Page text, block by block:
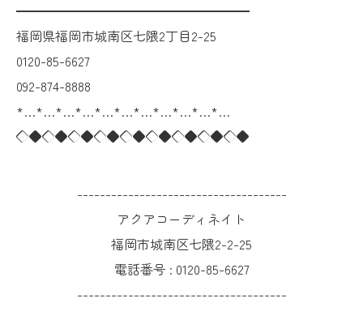
━━━━━━━━━━━━━━━━━━
福岡県福岡市城南区七隈2丁目2-25
0120-85-6627
092-874-8888
*…*…*…*…*…*…*…*…*…*…*…
◇◆◇◆◇◆◇◆◇◆◇◆◇◆◇◆◇◆
-------------------------------------
アクアコーディネイト
福岡市城南区七隈2-2-25
電話番号 : 0120-85-6627
-------------------------------------